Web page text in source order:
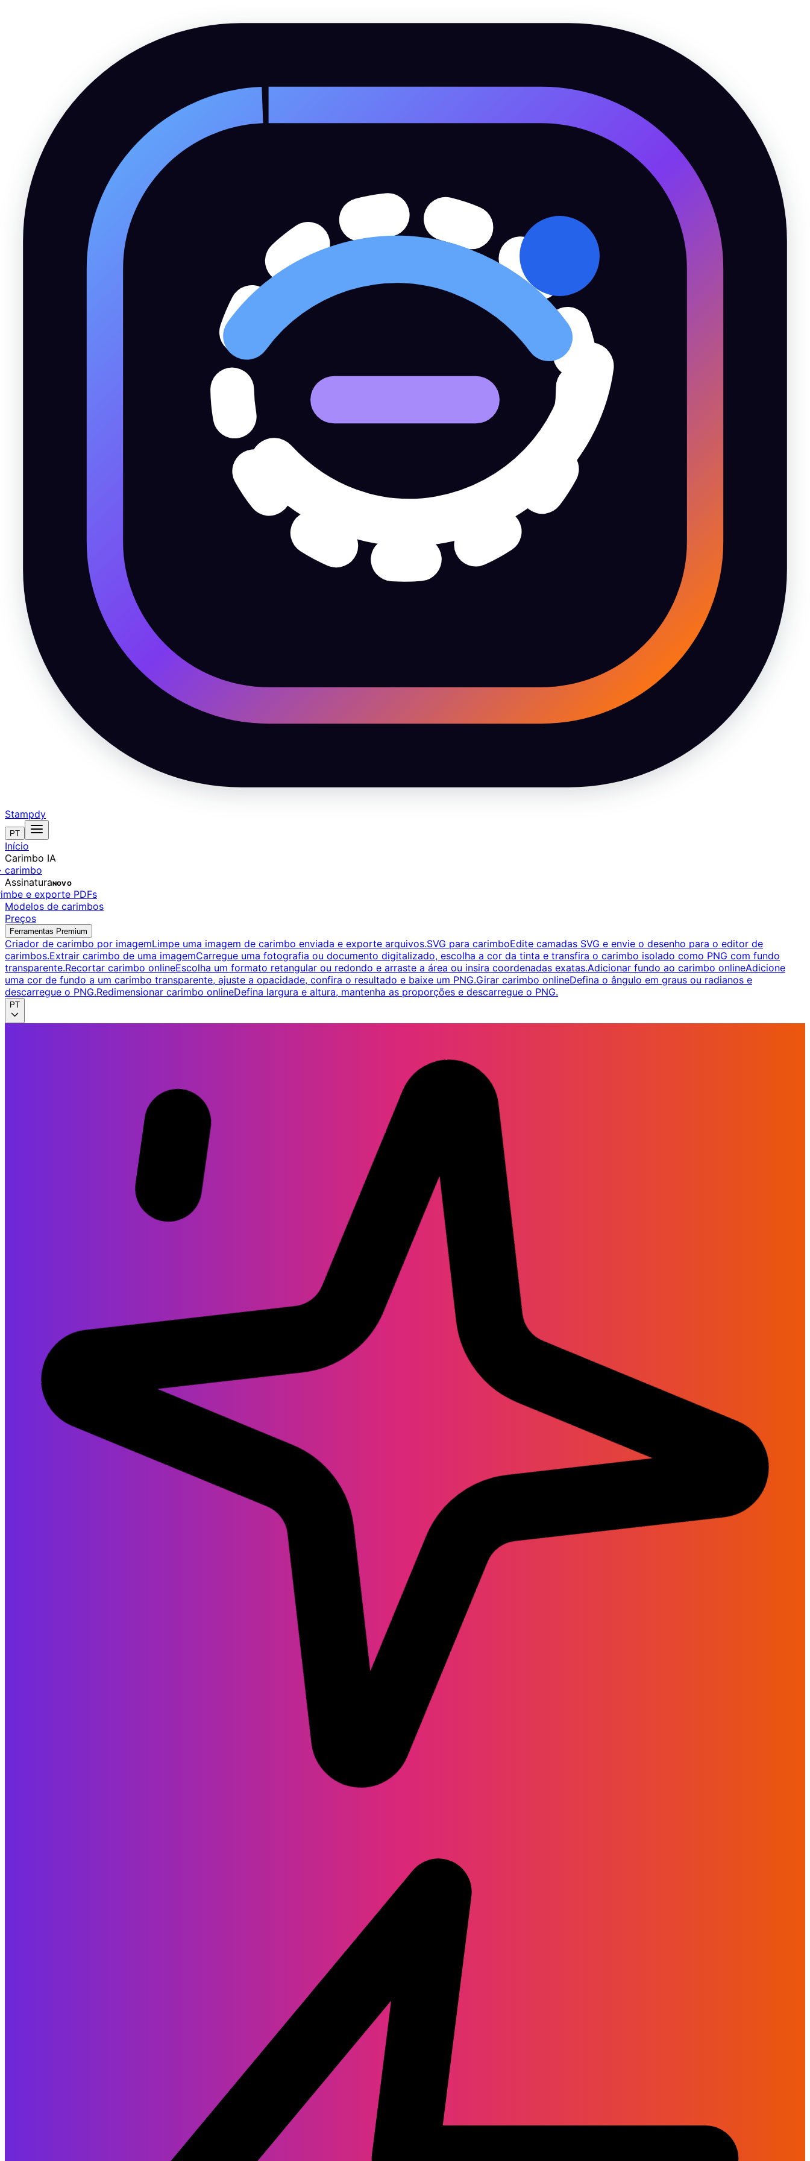
Stampdy
PT
Início
Carimbo IA
carimbo
AssinaturaNOVO
e exporte PDFs
Modelos de carimbos
Preços
Ferramentas Premium
Criador de carimbo por imagemLimpe uma imagem de carimbo enviada e exporte arquivos.SVG para carimboEdite camadas SVG e envie o desenho para o editor de
carimbos.Extrair carimbo de uma imagemCarregue uma fotografia ou documento digitalizado, escolha a cor da tinta e transfira o carimbo isolado como PNG com fundo
transparente.Recortar carimbo onlineEscolha um formato retangular ou redondo e arraste a área ou insira coordenadas exatas.Adicionar fundo ao carimbo onlineAdicione
uma cor de fundo a um carimbo transparente, ajuste a opacidade, confira o resultado e baixe um PNG.Girar carimbo onlineDefina o ângulo em graus ou radianos e
descarregue o PNG.Redimensionar carimbo onlineDefina largura e altura, mantenha as proporções e descarregue o PNG.
PT